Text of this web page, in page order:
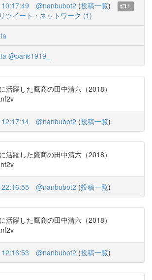
@nanbubot2 (投稿一覧)
1
リツイート・ネットワーク (1)
@paris1919_
活躍した鷹商の田中清六（2018）
@nanbubot2 (投稿一覧)
活躍した鷹商の田中清六（2018）
@nanbubot2 (投稿一覧)
活躍した鷹商の田中清六（2018）
@nanbubot2 (投稿一覧)